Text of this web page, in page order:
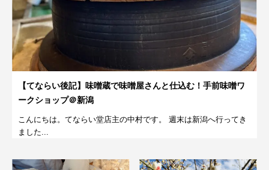
【てならい後記】味噌蔵で味噌屋さんと仕込む！手前味噌ワ
ークショップ＠新潟
こんにちは。てならい堂店主の中村です。 週末は新潟へ行ってき
ました...